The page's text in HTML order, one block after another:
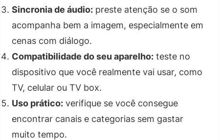
Sincronia de áudio: preste atenção se o som
acompanha bem a imagem, especialmente em
cenas com diálogo.
Compatibilidade do seu aparelho: teste no
dispositivo que você realmente vai usar, como
TV, celular ou TV box.
Uso prático: verifique se você consegue
encontrar canais e categorias sem gastar
muito tempo.